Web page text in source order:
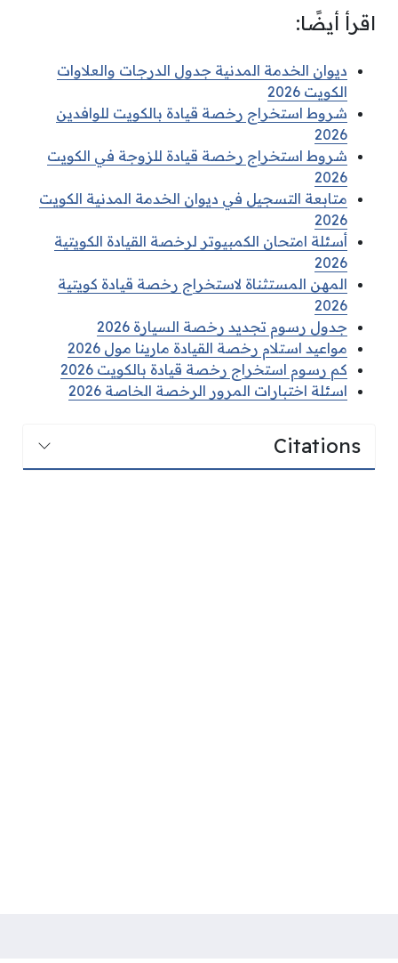
اقرأ أيضًا:
ديوان الخدمة المدنية جدول الدرجات والعلاوات
الكويت 2026
شروط استخراج رخصة قيادة بالكويت للوافدين
2026
شروط استخراج رخصة قيادة للزوجة في الكويت
2026
متابعة التسجيل في ديوان الخدمة المدنية الكويت
2026
أسئلة امتحان الكمبيوتر لرخصة القيادة الكويتية
2026
المهن المستثناة لاستخراج رخصة قيادة كويتية
2026
جدول رسوم تجديد رخصة السيارة 2026
مواعيد استلام رخصة القيادة مارينا مول 2026
كم رسوم استخراج رخصة قيادة بالكويت 2026
اسئلة اختبارات المرور الرخصة الخاصة 2026
Citations